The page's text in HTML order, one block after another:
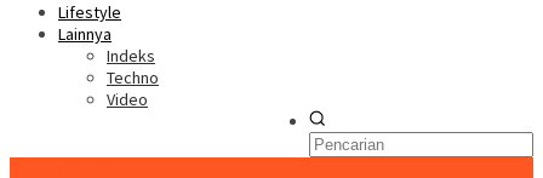
Lifestyle
Lainnya
Indeks
Techno
Video